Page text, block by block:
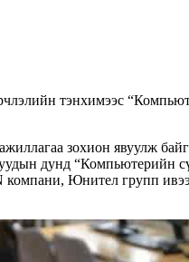
тэнхимээс
зохион явуулж
дунд
Юнител групп